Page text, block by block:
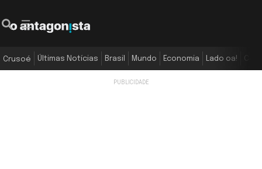
Crusoé Últimas Notícias Brasil Mundo Economia Lado oa!